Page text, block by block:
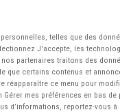
telles que des
J'accepte, les
partenaires traitons des
que certains contenus et
réapparaître ce menu pour
mes préférences en bas de
d’informations, reportez-vous